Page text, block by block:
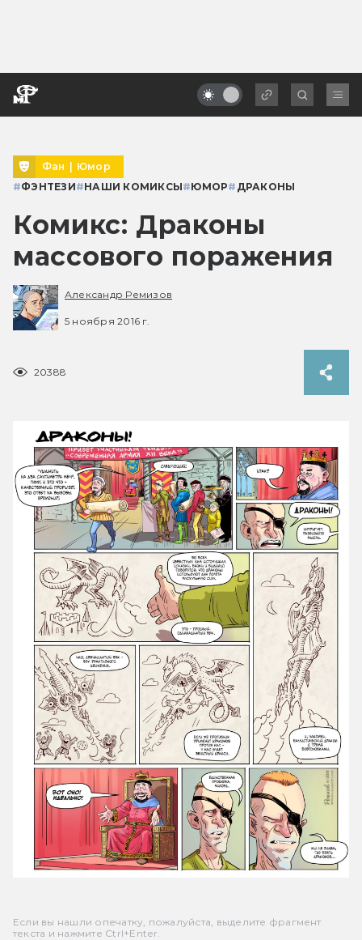
Фан | Юмор
#ФЭНТЕЗИ#НАШИ КОМИКСЫ#ЮМОР# ДРАКОНЫ
Комикс: Драконы
массового поражения
Александр Ремизов
5 ноября 2016 г.
20388
Если вы нашли опечатку, пожалуйста, выделите фрагмент
текста и нажмите Ctrl+Enter.